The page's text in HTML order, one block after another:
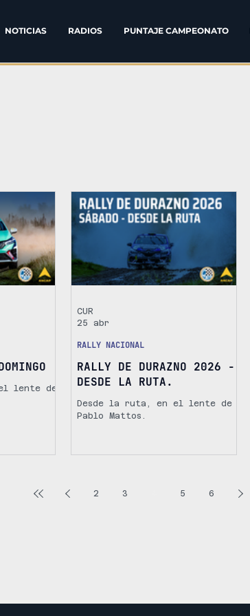
NOTICIAS RADIOS PUNTAJE CAMPEONATO
lente de
RALLY DE DURAZNO 2026 -
DESDE LA RUTA.
Desde la ruta, en el lente de
Pablo Mattos.
RALLY NACIONAL
CUR
25 abr
2 3 5 6